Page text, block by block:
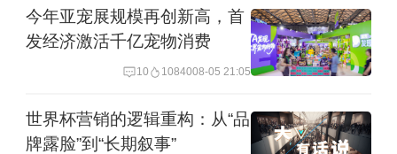
今年亚宠展规模再创新高，首
发经济激活千亿宠物消费
10 1084008-05 21:05
世界杯营销的逻辑重构：从“品
牌露脸”到“长期叙事”